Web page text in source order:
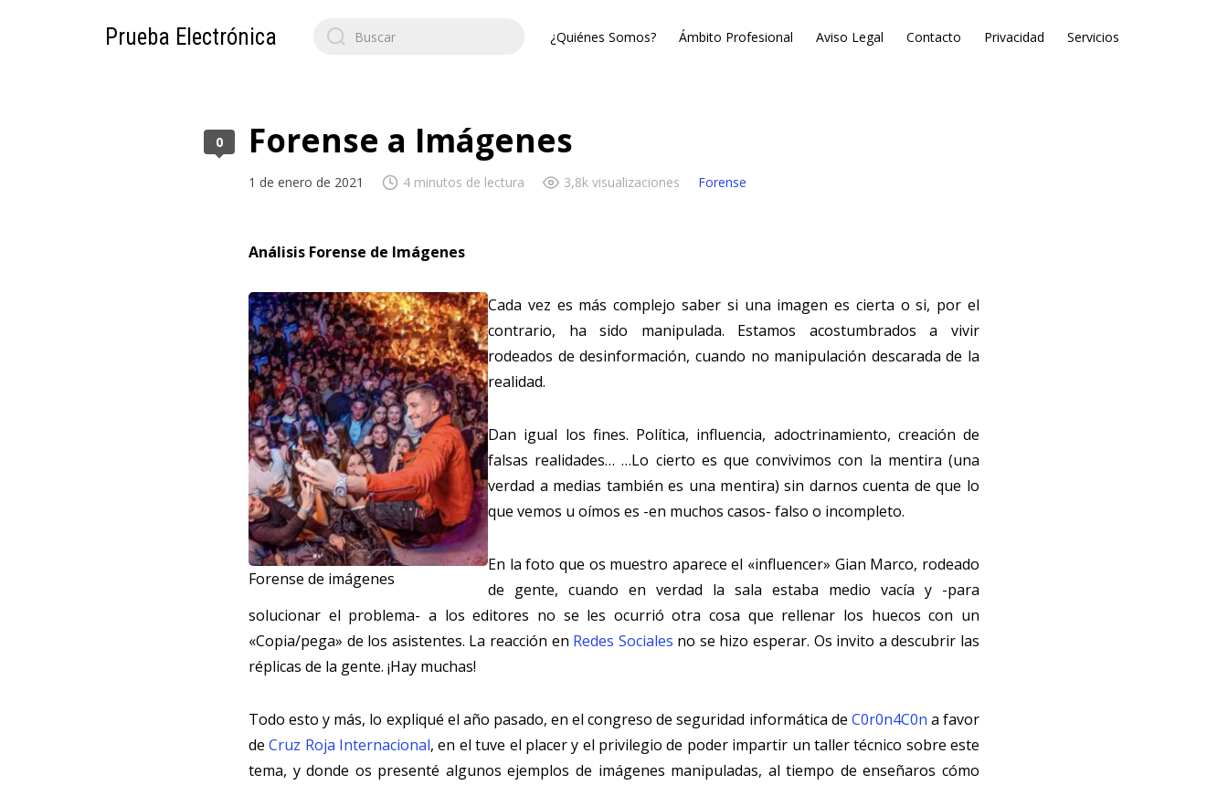
Prueba Electrónica
Search
for:
¿Quiénes Somos? Ámbito Profesional Aviso Legal Contacto Privacidad Servicios
Forense a Imágenes
1 de enero de 2021 4 minutos de lectura 3,8k visualizaciones Forense
Análisis Forense de Imágenes
Forense de imágenes
Cada vez es más complejo saber si una imagen es cierta o si, por el
contrario, ha sido manipulada. Estamos acostumbrados a vivir
rodeados de desinformación, cuando no manipulación descarada de la
realidad.
Dan igual los fines. Política, influencia, adoctrinamiento, creación de
falsas realidades… …Lo cierto es que convivimos con la mentira (una
verdad a medias también es una mentira) sin darnos cuenta de que lo
que vemos u oímos es -en muchos casos- falso o incompleto.
En la foto que os muestro aparece el «influencer» Gian Marco, rodeado
de gente, cuando en verdad la sala estaba medio vacía y -para
solucionar el problema- a los editores no se les ocurrió otra cosa que rellenar los huecos con un
«Copia/pega» de los asistentes. La reacción en Redes Sociales no se hizo esperar. Os invito a descubrir las
réplicas de la gente. ¡Hay muchas!
Todo esto y más, lo expliqué el año pasado, en el congreso de seguridad informática de C0r0n4C0n a favor
deCruz Roja Internacional, en el tuve el placer y el privilegio de poder impartir un taller técnico sobre este
tema, y donde os presenté algunos ejemplos de imágenes manipuladas, al tiempo de enseñaros cómo
0